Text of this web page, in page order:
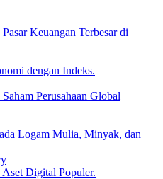
Keuangan Terbesar di
dengan Indeks.
Perusahaan Global
Logam Mulia, Minyak, dan
Aset Digital Populer.